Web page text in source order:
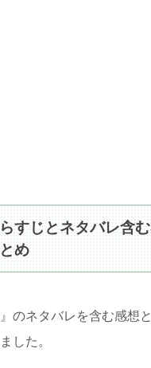
すじとネタバレ含
め
のネタバレを含む感想
した。